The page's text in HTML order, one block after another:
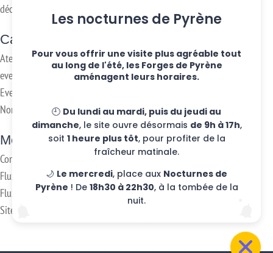
décembre 2016
Categories
Ateliers hebdo
evenements
Eventos
Non classifié(e)
Meta
Connexion
Flux des publications
Flux des commentaires
Site de WordPress-FR
Les nocturnes de Pyrène
Pour vous offrir une visite plus agréable tout
au long de l'été, les Forges de Pyrène
aménagent leurs horaires.
🕘 Du lundi au mardi, puis du jeudi au
dimanche, le site ouvre désormais de 9h à 17h,
soit 1 heure plus tôt, pour profiter de la
fraîcheur matinale.
🌙 Le mercredi, place aux Nocturnes de
Pyrène ! De 18h30 à 22h30, à la tombée de la
nuit.